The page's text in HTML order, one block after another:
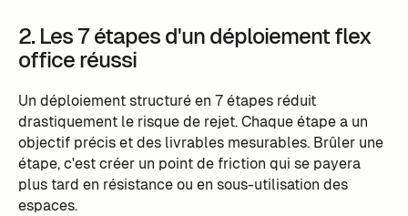
2. Les 7 étapes d'un déploiement flex
office réussi
Un déploiement structuré en 7 étapes réduit
drastiquement le risque de rejet. Chaque étape a un
objectif précis et des livrables mesurables. Brûler une
étape, c'est créer un point de friction qui se payera
plus tard en résistance ou en sous-utilisation des
espaces.